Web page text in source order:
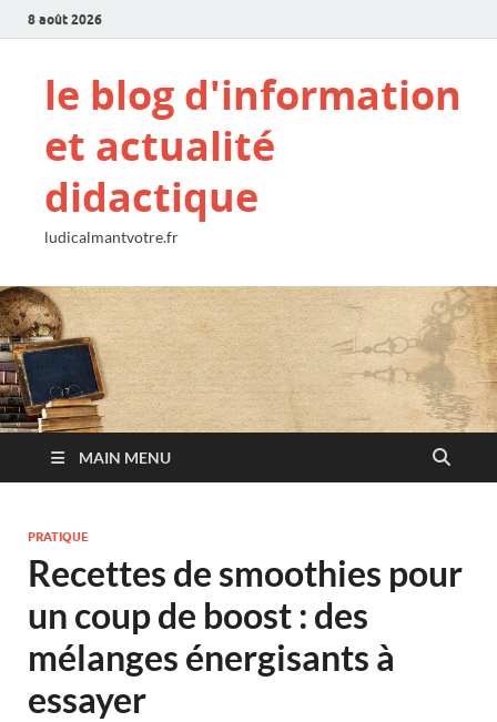
8 août 2026
le blog d'information
et actualité
didactique
ludicalmantvotre.fr
MAIN MENU
PRATIQUE
Recettes de smoothies pour
un coup de boost : des
mélanges énergisants à
essayer